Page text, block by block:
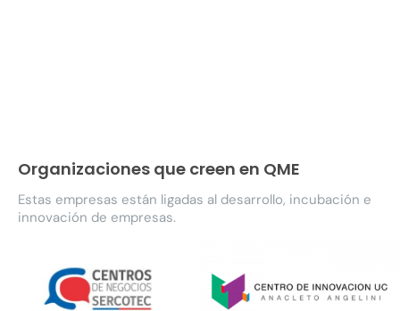
Organizaciones que creen en QME
Estas empresas están ligadas al desarrollo, incubación e
innovación de empresas.